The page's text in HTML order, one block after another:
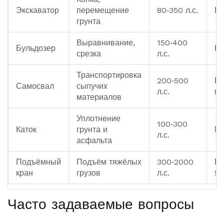
Экскаватор
перемещение
грунта
80‑350 л.с.
Бульдозер
Выравнивание,
срезка
150‑400
л.с.
Самосвал
Транспортировка
сыпучих
материалов
200‑500
л.с.
м³
Каток
Уплотнение
грунта и
асфальта
100‑300
л.с.
Подъёмный
кран
Подъём тяжёлых
грузов
300‑2000
л.с.
Часто задаваемые вопросы